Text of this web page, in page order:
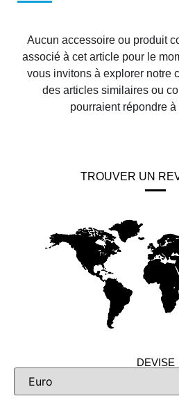
Aucun accessoire ou produit
associé à cet article pour le
vous invitons à explorer notre
des articles similaires ou
pourraient répondre
TROUVER UN
DEVISE